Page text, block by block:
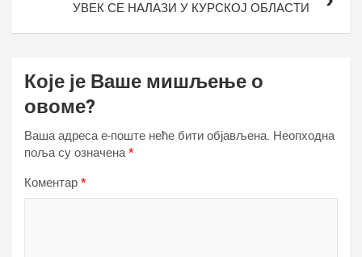
УВЕК СЕ НАЛАЗИ У КУРСКОЈ ОБЛАСТИ
Које је Ваше мишљење о
овоме?
Ваша адреса е-поште неће бити објављена. Неопходна
поља су означена*
Коментар *